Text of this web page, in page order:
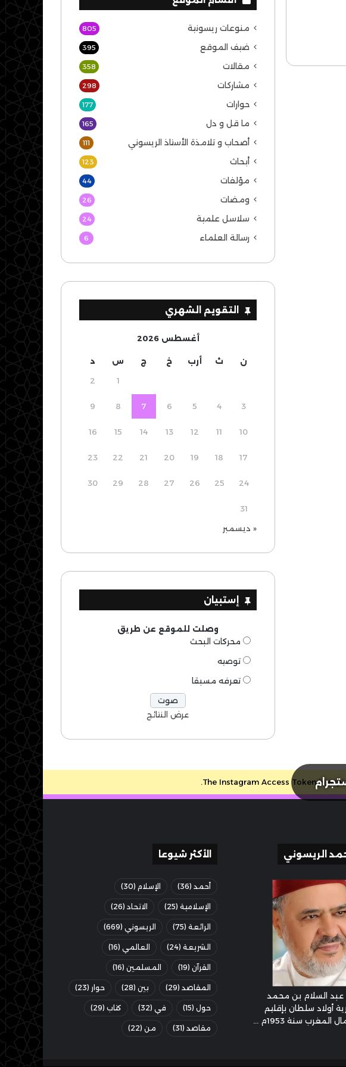
منوعات ريسونية 805
ضيف الموقع 395
مقالات 358
مشاركات 298
حوارات 177
ما قل و دل 165
أصحاب و تلامذة الأستاذ الريسوني 111
أبحاث 123
مؤلفات 44
ومضات 26
سلاسل علمية 24
رسالة العلماء 6
التقويم الشهري
أغسطس 2026
ن ث أرب خ ج س د
1
2
3
4
5
6
7
8
9
10
11
12
13
14
15
16
17
18
19
20
21
22
23
24
25
26
27
28
29
30
31
« ديسمبر
إستبيان
وصلت للموقع عن طريق
محركات البحث
توصيه
تعرفه مسبقا
عرض النتائج
The Instagram Access Token is
الريسوني
عبد السلام بن محمد
أولاد سلطان بإقليم
المغرب سنة 1953م ...
الأكثر شيوعا
أحمد (36) الإسلام (30)
الإسلامية (25) الاتحاد (26)
الرائعة (75) الريسوني (669)
الشريعة (24) العالمي (16)
القرآن (19) المسلمين (16)
المقاصد (29) بين (28) حوار (23)
حول (15) في (32) كتاب (29)
مقاصد (31) من (22)